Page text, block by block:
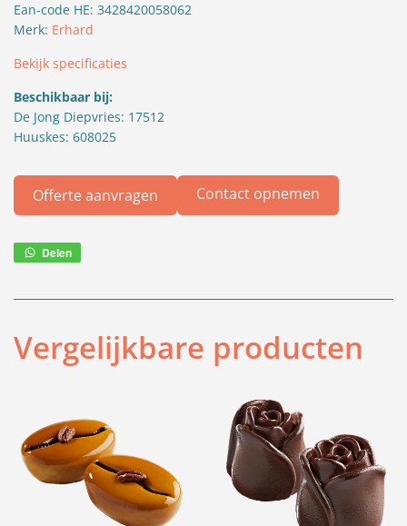
Ean-code HE: 3428420058062
Merk: Erhard
Bekijk specificaties
Beschikbaar bij:
De Jong Diepvries: 17512
Huuskes: 608025
Offerte aanvragen Contact opnemen
Delen
Vergelijkbare producten